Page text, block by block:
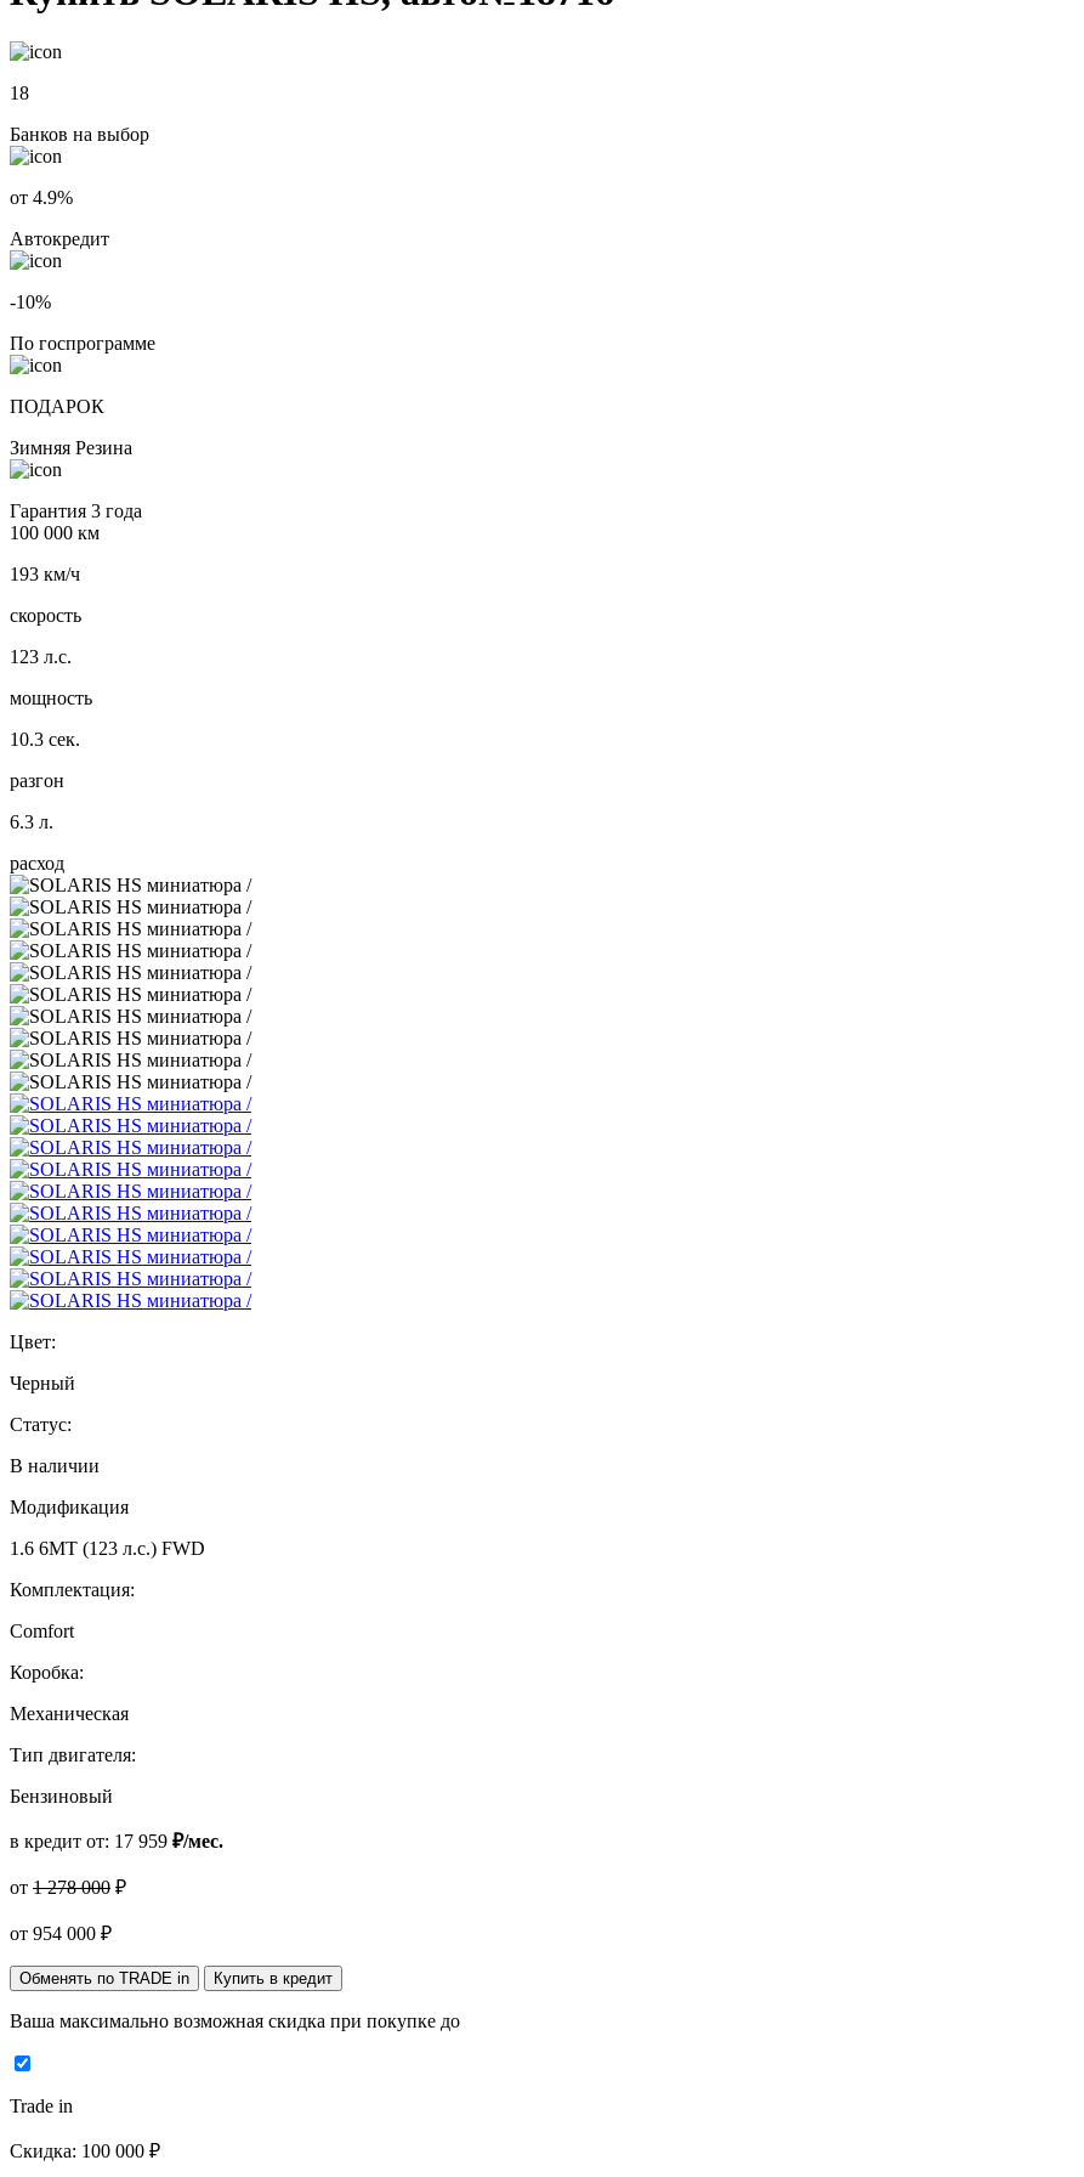
18
Банков на выбор
от 4.9%
Автокредит
-10%
По госпрограмме
ПОДАРОК
Зимняя Резина
Гарантия 3 года
100 000 км
193 км/ч
скорость
123 л.с.
мощность
10.3 сек.
разгон
6.3 л.
расход
Цвет:
Черный
Статус:
В наличии
Модификация
1.6 6MT (123 л.с.) FWD
Комплектация:
Comfort
Коробка:
Механическая
Тип двигателя:
Бензиновый
в кредит от: 17 959 ₽/мес.
от 1 278 000 ₽
от 954 000 ₽
Обменять по TRADE in Купить в кредит
Ваша максимально возможная скидка при покупке до
Trade in
Скидка: 100 000 ₽